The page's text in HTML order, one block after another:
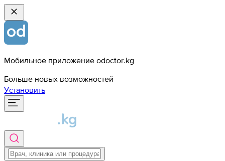
Мобильное приложение odoctor.kg
Больше новых возможностей
Установить